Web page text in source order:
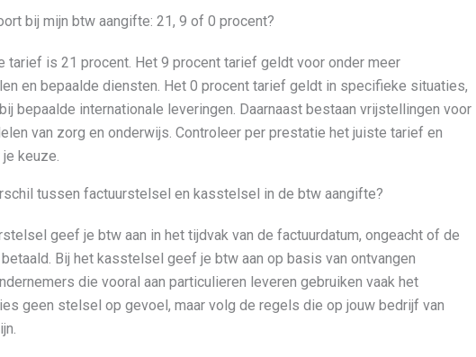
bij mijn btw aangifte: 21, 9 of 0 procent?
tarief is 21 procent. Het 9 procent tarief geldt voor onder meer
en bepaalde diensten. Het 0 procent tarief geldt in specifieke situaties,
bepaalde internationale leveringen. Daarnaast bestaan vrijstellingen voor
van zorg en onderwijs. Controleer per prestatie het juiste tarief en
keuze.
tussen factuurstelsel en kasstelsel in de btw aangifte?
geef je btw aan in het tijdvak van de factuurdatum, ongeacht of de
Bij het kasstelsel geef je btw aan op basis van ontvangen
die vooral aan particulieren leveren gebruiken vaak het
geen stelsel op gevoel, maar volg de regels die op jouw bedrijf van